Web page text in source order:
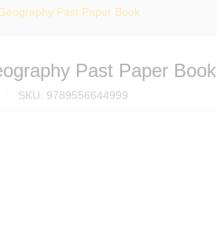
Past Paper Book
Past Paper Book
SKU: 9789556644999